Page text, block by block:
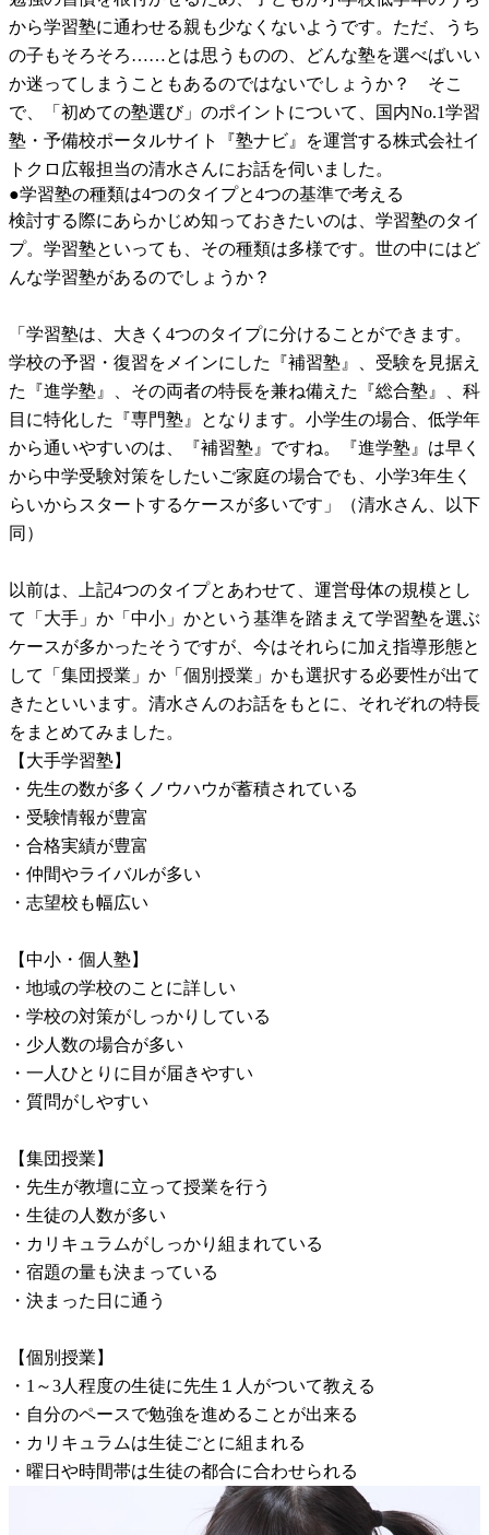
から学習塾に通わせる親も少なくないようです。ただ、うち
の子もそろそろ……とは思うものの、どんな塾を選べばいい
か迷ってしまうこともあるのではないでしょうか？ そこ
で、「初めての塾選び」のポイントについて、国内No.1学習
塾・予備校ポータルサイト『塾ナビ』を運営する株式会社イ
トクロ広報担当の清水さんにお話を伺いました。
●学習塾の種類は4つのタイプと4つの基準で考える
検討する際にあらかじめ知っておきたいのは、学習塾のタイ
プ。学習塾といっても、その種類は多様です。世の中にはど
んな学習塾があるのでしょうか？
「学習塾は、大きく4つのタイプに分けることができます。
学校の予習・復習をメインにした『補習塾』、受験を見据え
た『進学塾』、その両者の特長を兼ね備えた『総合塾』、科
目に特化した『専門塾』となります。小学生の場合、低学年
から通いやすいのは、『補習塾』ですね。『進学塾』は早く
から中学受験対策をしたいご家庭の場合でも、小学3年生く
らいからスタートするケースが多いです」（清水さん、以下
同）
以前は、上記4つのタイプとあわせて、運営母体の規模とし
て「大手」か「中小」かという基準を踏まえて学習塾を選ぶ
ケースが多かったそうですが、今はそれらに加え指導形態と
して「集団授業」か「個別授業」かも選択する必要性が出て
きたといいます。清水さんのお話をもとに、それぞれの特長
をまとめてみました。
【大手学習塾】
・先生の数が多くノウハウが蓄積されている
・受験情報が豊富
・合格実績が豊富
・仲間やライバルが多い
・志望校も幅広い
【中小・個人塾】
・地域の学校のことに詳しい
・学校の対策がしっかりしている
・少人数の場合が多い
・一人ひとりに目が届きやすい
・質問がしやすい
【集団授業】
・先生が教壇に立って授業を行う
・生徒の人数が多い
・カリキュラムがしっかり組まれている
・宿題の量も決まっている
・決まった日に通う
【個別授業】
・1～3人程度の生徒に先生１人がついて教える
・自分のペースで勉強を進めることが出来る
・カリキュラムは生徒ごとに組まれる
・曜日や時間帯は生徒の都合に合わせられる